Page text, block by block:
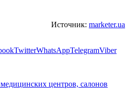
Источник: marketer.ua
TwitterWhatsAppTelegramViber
центров, салонов